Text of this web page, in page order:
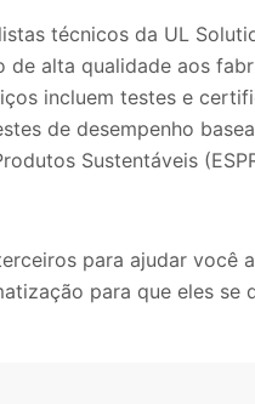
técnicos da UL
de alta qualidade aos
incluem testes e
de desempenho
Sustentáveis
para ajudar você
para que eles se